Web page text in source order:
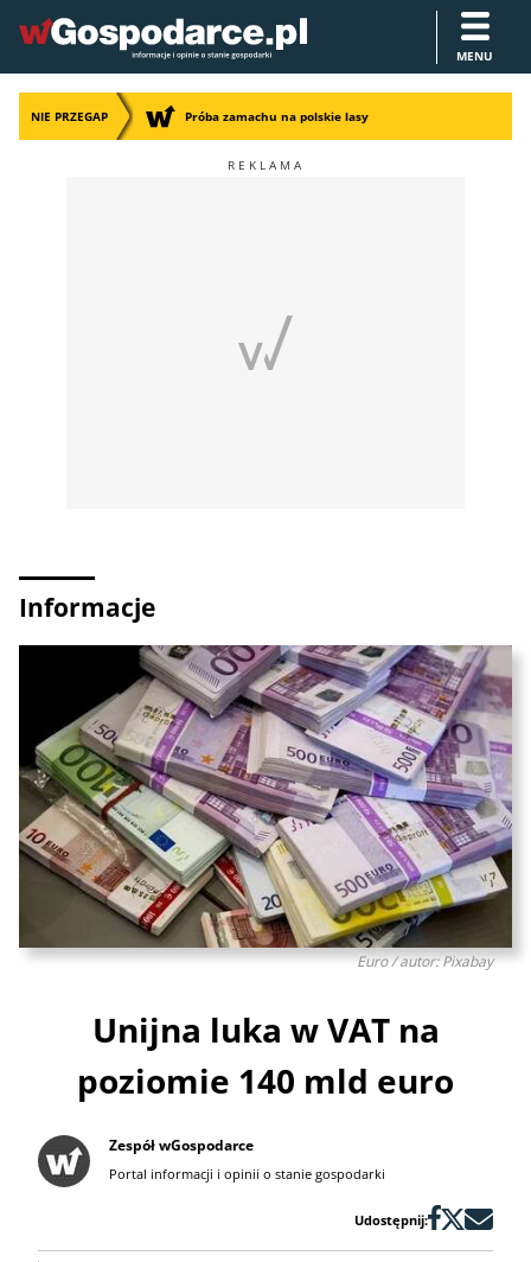
MENU
NIE PRZEGAP Próba zamachu na polskie lasy
Informacje
Euro / autor: Pixabay
Unijna luka w VAT na
poziomie 140 mld euro
Zespół wGospodarce
Portal informacji i opinii o stanie gospodarki
Udostępnij: